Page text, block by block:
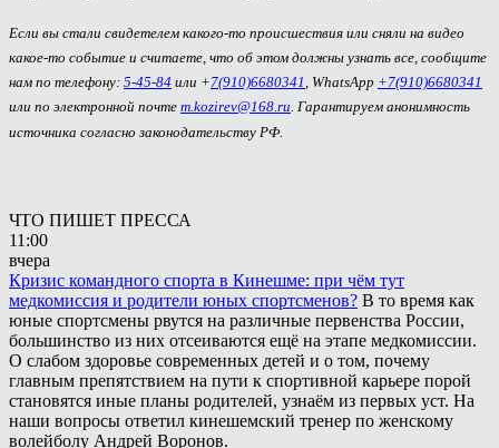
Если вы стали свидетелем какого-то происшествия или сняли на видео
какое-то событие и считаете, что об этом должны узнать все, сообщите
нам по телефону: 5-45-84 или +7(910)6680341 , WhatsApp +7(910)6680341
или по электронной почте m.kozirev@168.ru. Гарантируем анонимность
источника согласно законодательству РФ.
ЧТО ПИШЕТ ПРЕССА
11:00
вчера
Кризис командного спорта в Кинешме: при чём тут
медкомиссия и родители юных спортсменов? В то время как
юные спортсмены рвутся на различные первенства России,
большинство из них отсеиваются ещё на этапе медкомиссии.
О слабом здоровье современных детей и о том, почему
главным препятствием на пути к спортивной карьере порой
становятся иные планы родителей, узнаём из первых уст. На
наши вопросы ответил кинешемский тренер по женскому
волейболу Андрей Воронов.